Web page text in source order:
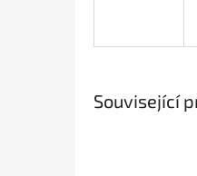
Související